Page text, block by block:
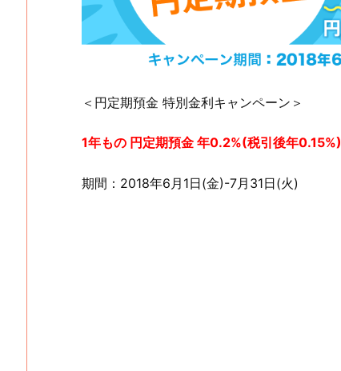
＜円定期預金 特別金利キャンペーン＞
1年もの 円定期預金 年0.2%(税引後年0.15%)
期間：2018年6月1日(金)-7月31日(火)